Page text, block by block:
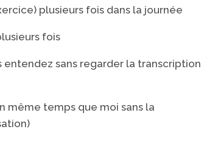
plusieurs fois dans la journée
fois
entendez sans regarder la transcription
même temps que moi sans la